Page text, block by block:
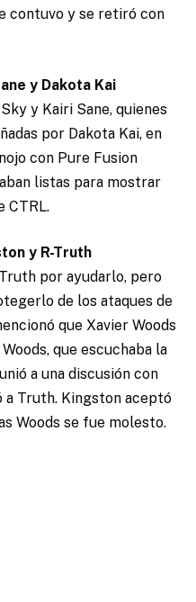
contuvo y se retiró con
y Dakota Kai
y Kairi Sane, quienes
por Dakota Kai, en
con Pure Fusion
listas para mostrar
CTRL.
y R-Truth
por ayudarlo, pero
de los ataques de
que Xavier Woods
que escuchaba la
a una discusión con
a Truth. Kingston aceptó
Woods se fue molesto.